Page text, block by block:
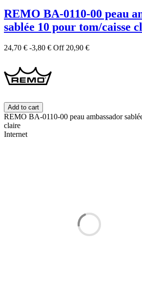
REMO BA-0110-00 peau
sablée 10 pour tom/caisse
24,70 € -3,80 € Off 20,90 €
Add to cart
REMO BA-0110-00 peau ambassador
claire
Internet